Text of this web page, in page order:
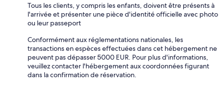
Tous les clients, y compris les enfants, doivent être présents à
l'arrivée et présenter une pièce d'identité officielle avec photo
ou leur passeport
Conformément aux réglementations nationales, les
transactions en espèces effectuées dans cet hébergement ne
peuvent pas dépasser 5000 EUR. Pour plus d'informations,
veuillez contacter l'hébergement aux coordonnées figurant
dans la confirmation de réservation.